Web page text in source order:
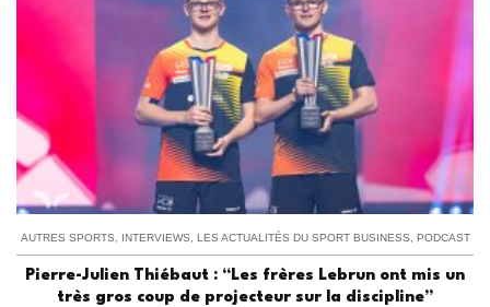
AUTRES SPORTS INTERVIEWS LES ACTUALITÉS DU SPORT BUSINESS PODCAST
Pierre-Julien Thiébaut : “Les frères Lebrun ont mis un
très gros coup de projecteur sur la discipline”